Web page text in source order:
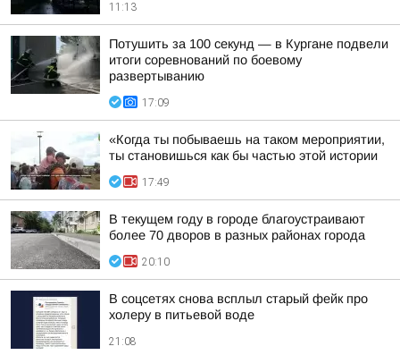
11:13
Потушить за 100 секунд — в Кургане подвели
итоги соревнований по боевому
развертыванию
17:09
«Когда ты побываешь на таком мероприятии,
ты становишься как бы частью этой истории
17:49
В текущем году в городе благоустраивают
более 70 дворов в разных районах города
20:10
В соцсетях снова всплыл старый фейк про
холеру в питьевой воде
21:08